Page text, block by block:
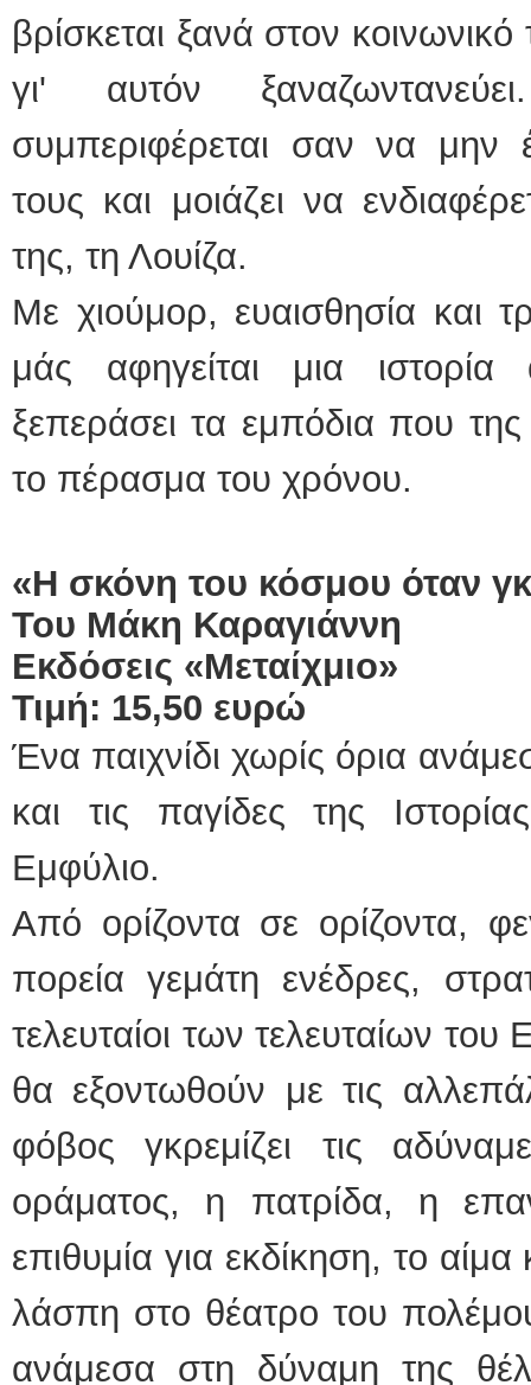
βρίσκεται ξανά στον
γι' αυτόν
συμπεριφέρεται σαν να μην
τους και μοιάζει να
της, τη Λουίζα.
Με χιούμορ, ευαισθησία και
μάς αφηγείται μια
ξεπεράσει τα εμπόδια που
το πέρασμα του χρόνου.
«Η σκόνη του κόσμου όταν
Του Μάκη Καραγιάννη
Εκδόσεις «Μεταίχμιο»
Τιμή: 15,50 ευρώ
Ένα παιχνίδι χωρίς όρια
και τις παγίδες της
Εμφύλιο.
Από ορίζοντα σε ορίζοντα,
πορεία γεμάτη ενέδρες,
τελευταίοι των τελευταίων
θα εξοντωθούν με τις
φόβος γκρεμίζει τις
οράματος, η πατρίδα, η
επιθυμία για εκδίκηση, το
λάσπη στο θέατρο του
ανάμεσα στη δύναμη της